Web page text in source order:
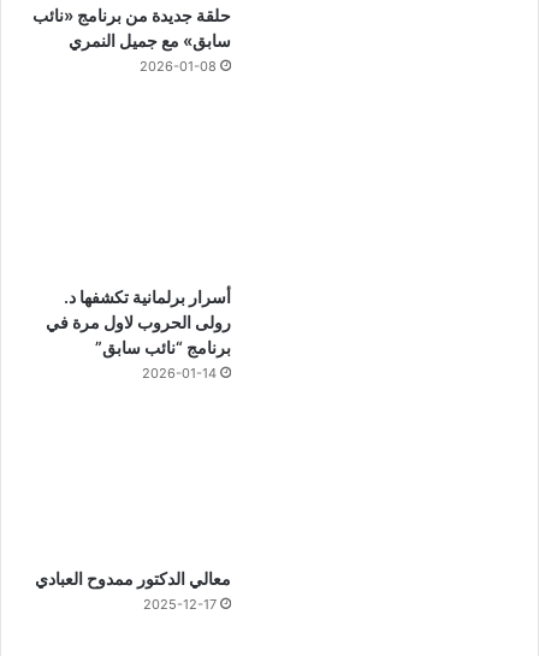
حلقة جديدة من برنامج «نائب
سابق» مع جميل النمري
2026-01-08
أسرار برلمانية تكشفها د.
رولى الحروب لاول مرة في
برنامج “نائب سابق”
2026-01-14
معالي الدكتور ممدوح العبادي
2025-12-17